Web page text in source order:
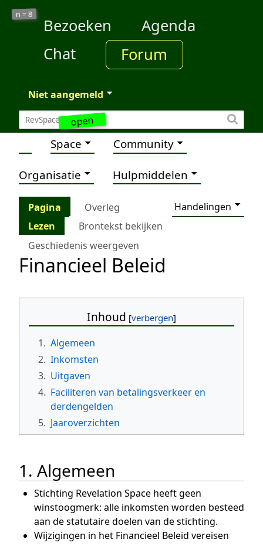
open
n =8
Bezoeken
Agenda
Chat
Forum
Niet aangemeld
Space Community
Organisatie Hulpmiddelen
Pagina Overleg
Handelingen
Lezen
Brontekst bekijken
Geschiedenis weergeven
Financieel Beleid
Inhoud
1. Algemeen
2. Inkomsten
3. Uitgaven
4. Faciliteren van betalingsverkeer en
derdengelden
5. Jaaroverzichten
1. Algemeen
Stichting Revelation Space heeft geen
winstoogmerk: alle inkomsten worden besteed
aan de statutaire doelen van de stichting.
Wijzigingen in het Financieel Beleid vereisen